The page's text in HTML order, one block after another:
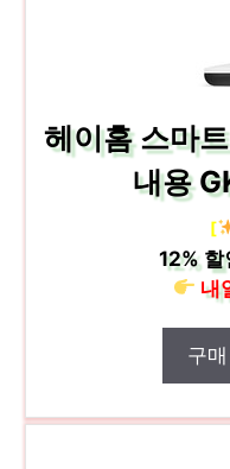
헤이홈 스마
내용
[
12%할
내
구